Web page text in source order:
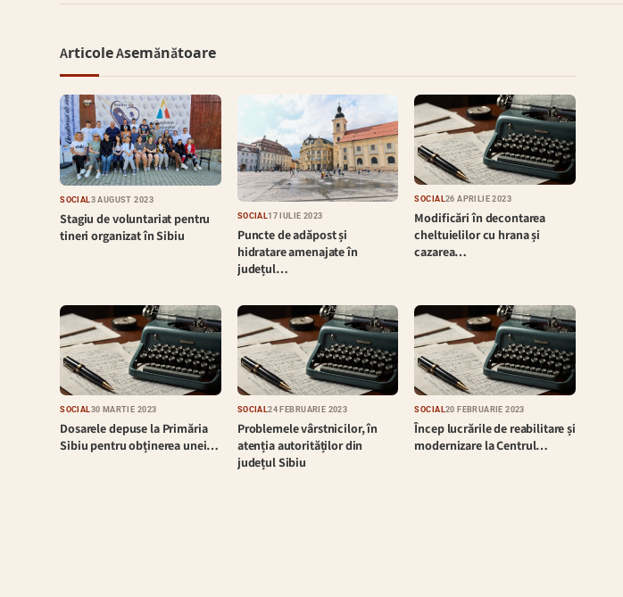
Articole Asemănătoare
SOCIAL 3 AUGUST 2023
Stagiu de voluntariat pentru
tineri organizat în Sibiu
SOCIAL17 IULIE 2023
Puncte de adăpost și
hidratare amenajate în
județul…
SOCIAL26 APRILIE 2023
Modificări în decontarea
cheltuielilor cu hrana și
cazarea…
SOCIAL30 MARTIE 2023
Dosarele depuse la Primăria
Sibiu pentru obținerea unei…
SOCIAL24 FEBRUARIE 2023
Problemele vârstnicilor, în
atenția autorităților din
județul Sibiu
SOCIAL20 FEBRUARIE 2023
Încep lucrările de reabilitare și
modernizare la Centrul…